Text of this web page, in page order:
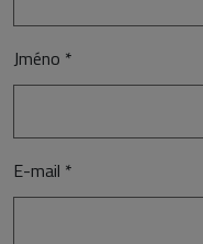
Jméno *
E-mail *